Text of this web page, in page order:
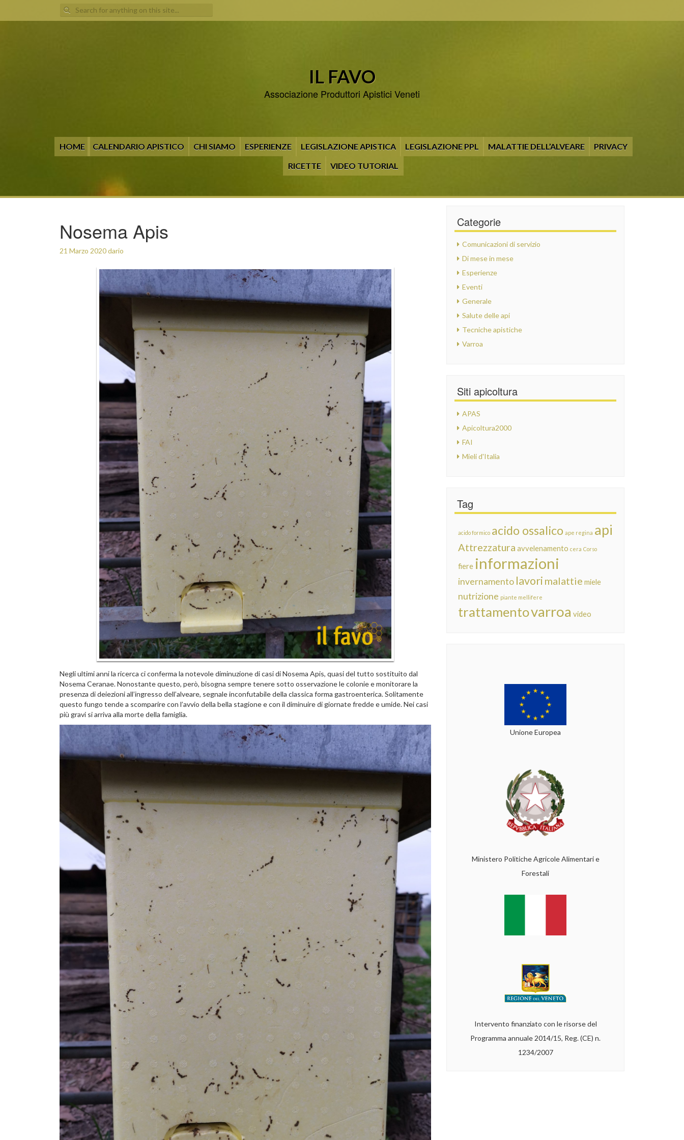
Search
for:
IL FAVO
Associazione Produttori Apistici Veneti
HOME CALENDARIO APISTICO CHI SIAMO ESPERIENZE LEGISLAZIONE APISTICA LEGISLAZIONE PPL MALATTIE DELL’ALVEARE
PRIVACY
RICETTE
VIDEO TUTORIAL
Nosema Apis
21 Marzo 2020dario
Negli ultimi anni la ricerca ci conferma la notevole diminuzione di casi di Nosema Apis, quasi del tutto sostituito dal
Nosema Ceranae. Nonostante questo, però, bisogna sempre tenere sotto osservazione le colonie e monitorare la
presenza di deiezioni all’ingresso dell’alveare, segnale inconfutabile della classica forma gastroenterica. Solitamente
questo fungo tende a scomparire con l’avvio della bella stagione e con il diminuire di giornate fredde e umide. Nei casi
più gravi si arriva alla morte della famiglia.
Categorie
Comunicazioni di servizio
Di mese in mese
Esperienze
Eventi
Generale
Salute delle api
Tecniche apistiche
Varroa
Siti apicoltura
APAS
Apicoltura2000
FAI
Mieli d'Italia
Tag
acido formico acido ossalico ape regina api
Attrezzatura avvelenamento cera Corso
fiere informazioni
invernamento lavori malattie miele
nutrizione piante mellifere
trattamentovarroa video
Unione Europea
Ministero Politiche Agricole Alimentari e
Forestali
Intervento finanziato con le risorse del
Programma annuale 2014/15, Reg. (CE) n.
1234/2007